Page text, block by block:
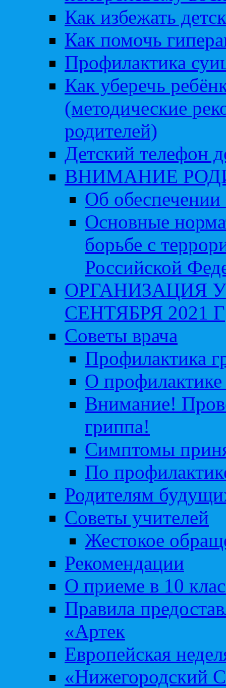
Как избежать
Как помочь
Профилактика
Как уберечь
(методические
родителей)
Детский телефон
ВНИМАНИЕ
Об обеспечении
Основные
борьбе с
Российской
ОРГАНИЗАЦИЯ
СЕНТЯБРЯ 2021 Г
Советы врача
Профилактика
О профилактике
Внимание!
гриппа!
Симптомы
По
Родителям
Советы учителей
Жестокое
Рекомендации
О приеме в 10
Правила
«Артек
Европейская
«Нижегородский